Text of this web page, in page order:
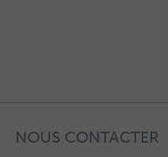
NOUS CONTACTER